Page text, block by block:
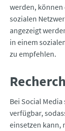
werden,
sozialen
angezeigt
in einem
zu empfehlen.
Bei Social
verfügbar,
einsetzen kann,